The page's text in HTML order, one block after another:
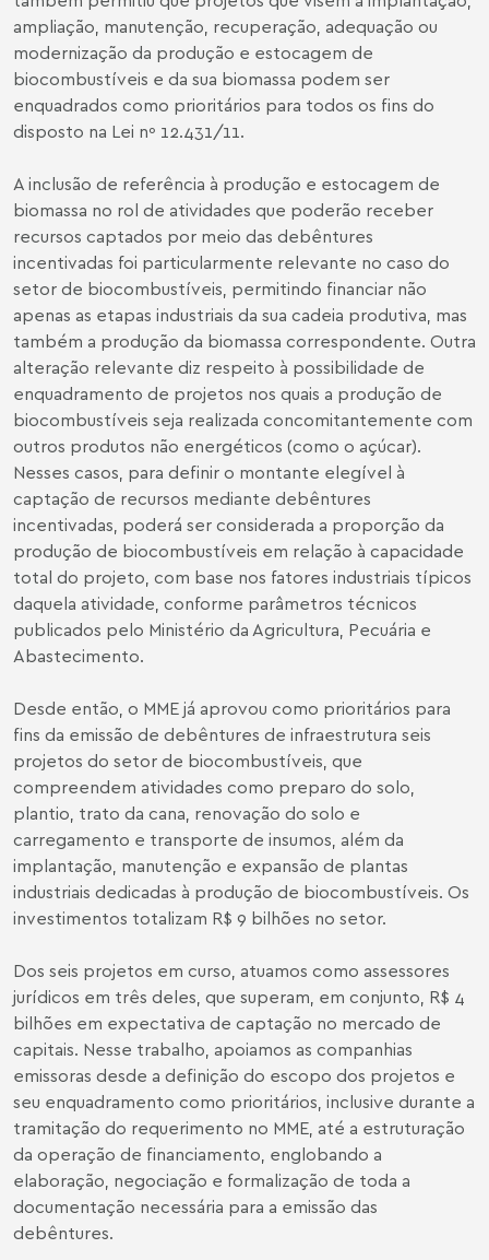
ampliação, manutenção, recuperação, adequação ou
modernização da produção e estocagem de
biocombustíveis e da sua biomassa podem ser
enquadrados como prioritários para todos os fins do
disposto na Lei nº 12.431/11.
A inclusão de referência à produção e estocagem de
biomassa no rol de atividades que poderão receber
recursos captados por meio das debêntures
incentivadas foi particularmente relevante no caso do
setor de biocombustíveis, permitindo financiar não
apenas as etapas industriais da sua cadeia produtiva, mas
também a produção da biomassa correspondente. Outra
alteração relevante diz respeito à possibilidade de
enquadramento de projetos nos quais a produção de
biocombustíveis seja realizada concomitantemente com
outros produtos não energéticos (como o açúcar).
Nesses casos, para definir o montante elegível à
captação de recursos mediante debêntures
incentivadas, poderá ser considerada a proporção da
produção de biocombustíveis em relação à capacidade
total do projeto, com base nos fatores industriais típicos
daquela atividade, conforme parâmetros técnicos
publicados pelo Ministério da Agricultura, Pecuária e
Abastecimento.
Desde então, o MME já aprovou como prioritários para
fins da emissão de debêntures de infraestrutura seis
projetos do setor de biocombustíveis, que
compreendem atividades como preparo do solo,
plantio, trato da cana, renovação do solo e
carregamento e transporte de insumos, além da
implantação, manutenção e expansão de plantas
industriais dedicadas à produção de biocombustíveis. Os
investimentos totalizam R$ 9 bilhões no setor.
Dos seis projetos em curso, atuamos como assessores
jurídicos em três deles, que superam, em conjunto, R$ 4
bilhões em expectativa de captação no mercado de
capitais. Nesse trabalho, apoiamos as companhias
emissoras desde a definição do escopo dos projetos e
seu enquadramento como prioritários, inclusive durante a
tramitação do requerimento no MME, até a estruturação
da operação de financiamento, englobando a
elaboração, negociação e formalização de toda a
documentação necessária para a emissão das
debêntures.